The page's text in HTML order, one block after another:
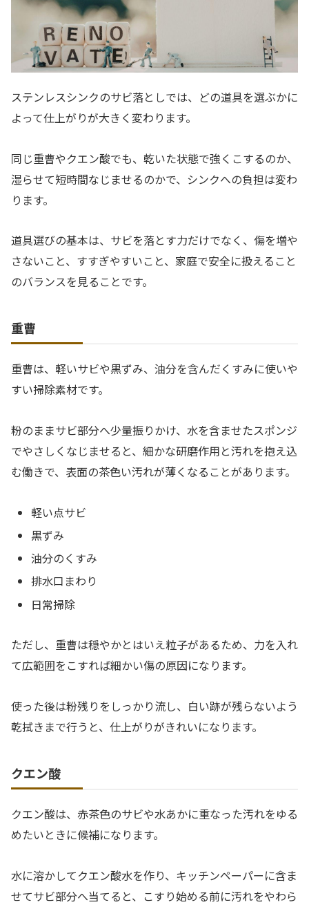
ステンレスシンクのサビ落としでは、どの道具を選ぶかに
よって仕上がりが大きく変わります。
同じ重曹やクエン酸でも、乾いた状態で強くこするのか、
湿らせて短時間なじませるのかで、シンクへの負担は変わ
ります。
道具選びの基本は、サビを落とす力だけでなく、傷を増や
さないこと、すすぎやすいこと、家庭で安全に扱えること
のバランスを見ることです。
重曹
重曹は、軽いサビや黒ずみ、油分を含んだくすみに使いや
すい掃除素材です。
粉のままサビ部分へ少量振りかけ、水を含ませたスポンジ
でやさしくなじませると、細かな研磨作用と汚れを抱え込
む働きで、表面の茶色い汚れが薄くなることがあります。
軽い点サビ
黒ずみ
油分のくすみ
排水口まわり
日常掃除
ただし、重曹は穏やかとはいえ粒子があるため、力を入れ
て広範囲をこすれば細かい傷の原因になります。
使った後は粉残りをしっかり流し、白い跡が残らないよう
乾拭きまで行うと、仕上がりがきれいになります。
クエン酸
クエン酸は、赤茶色のサビや水あかに重なった汚れをゆる
めたいときに候補になります。
水に溶かしてクエン酸水を作り、キッチンペーパーに含ま
せてサビ部分へ当てると、こすり始める前に汚れをやわら